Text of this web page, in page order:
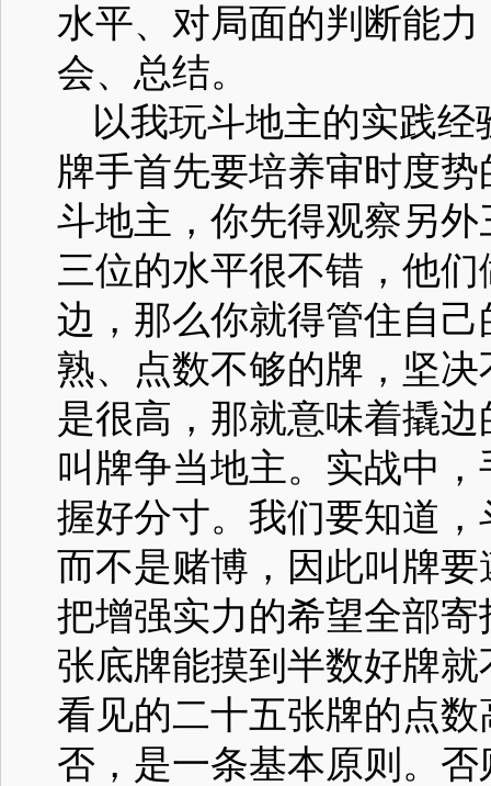
水平、对局面的判断能
会、总结。
以我玩斗地主的实践
牌手首先要培养审时度
斗地主，你先得观察另
三位的水平很不错，他
边，那么你就得管住自
熟、点数不够的牌，坚
是很高，那就意味着撬
叫牌争当地主。实战中
握好分寸。我们要知道
而不是赌博，因此叫牌
把增强实力的希望全部
张底牌能摸到半数好牌
看见的二十五张牌的点
否，是一条基本原则。